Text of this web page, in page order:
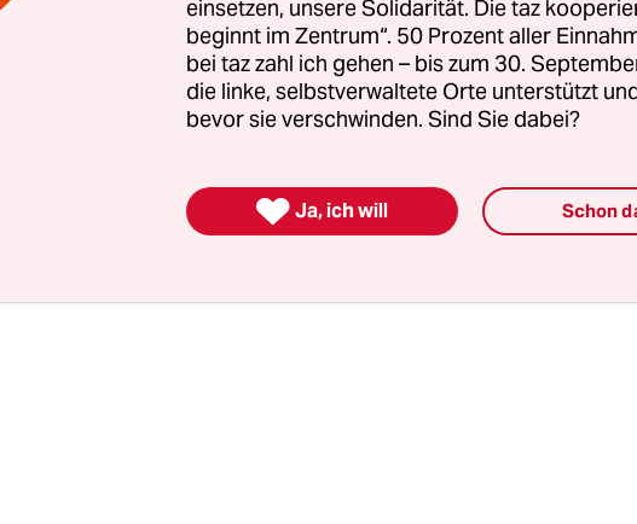
einigten sich zunächst auf ein
der Klimakrise, bevor sie die notwendigen Maßnahmen
Die Delegation der Letzten Generation habe
dass eine reine Antriebswende vom Verbrenner- zum
erklärte die Aktivistin im Anschluss an das Gespräch.
einsetzen, unsere Solidarität. Die taz
beginnt im Zentrum“. 50 Prozent aller
bei taz zahl ich gehen – bis zum 30.
die linke, selbstverwaltete Orte unterstützt
bevor sie verschwinden. Sind Sie dabei?
 Ja, ich will Schon